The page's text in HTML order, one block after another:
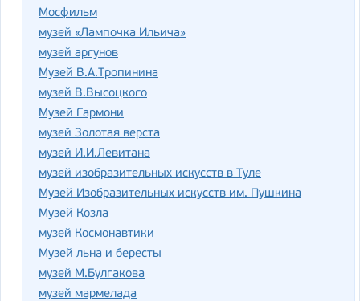
Мосфильм
музей «Лампочка Ильича»
музей аргунов
Музей В.А.Тропинина
музей В.Высоцкого
Музей Гармони
музей Золотая верста
музей И.И.Левитана
музей изобразительных искусств в Туле
Музей Изобразительных искусств им. Пушкина
Музей Козла
музей Космонавтики
Музей льна и бересты
музей М.Булгакова
музей мармелада